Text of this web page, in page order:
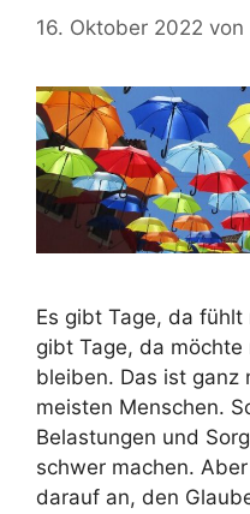
16. Oktober 2022 von
Es gibt Tage, da
gibt Tage, da
bleiben. Das ist ganz
meisten Menschen.
Belastungen und
schwer machen.
darauf an, den